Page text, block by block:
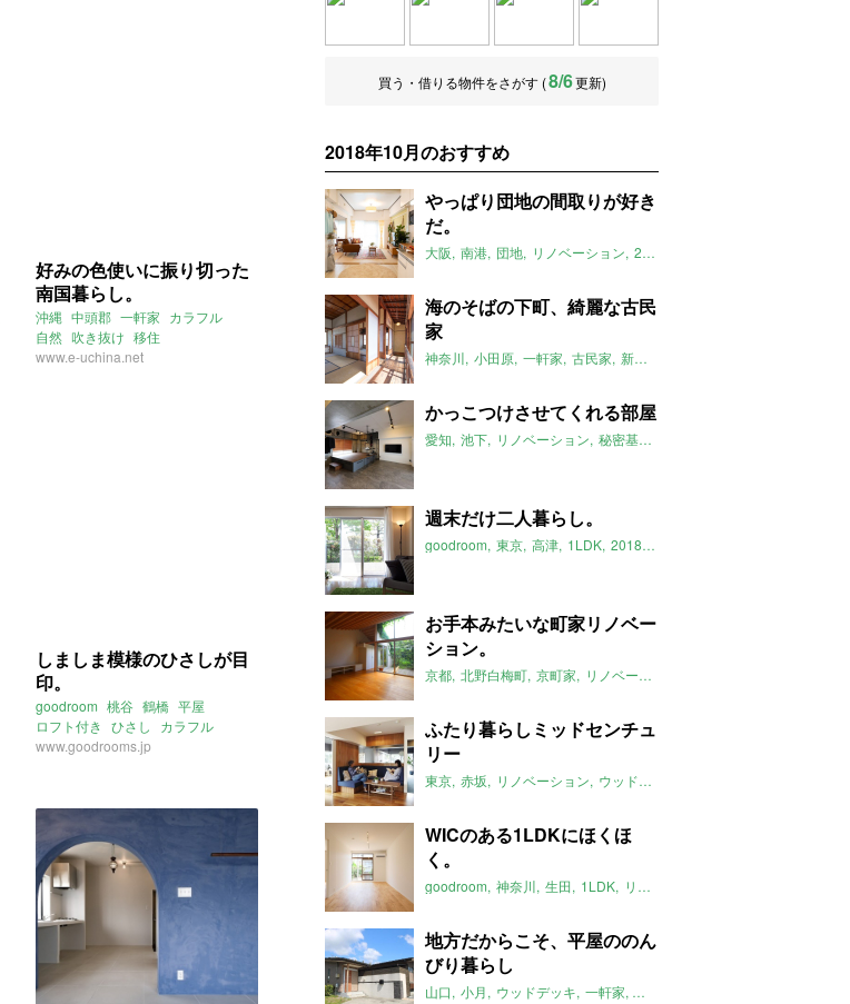
好みの色使いに振り切った
南国暮らし。
沖縄 中頭郡 一軒家 カラフル
自然 吹き抜け 移住
リモートワーク
www.e-uchina.net
しましま模様のひさしが目
印。
goodroom 桃谷 鶴橋 平屋
ロフト付き ひさし
カラフル
かわいい 大阪
www.goodrooms.jp
買う・借りる物件をさがす (8/6更新)
2018年10月のおすすめ
やっぱり団地の間取りが好き
だ。
大阪 南港 団地 リノベーション 2LDK
海のそばの下町、綺麗な古民
家
神奈川 小田原 一軒家 古民家 新幹線通勤
かっこつけさせてくれる部屋
愛知 池下 リノベーション 秘密基地
週末だけ二人暮らし。
goodroom 東京 高津 1LDK 2018年10月のおすすめ
お手本みたいな町家リノベー
ション。
京都 北野白梅町 京町家 リノベーション
ふたり暮らしミッドセンチュ
リー
東京 赤坂 リノベーション ウッドデッキ
WICのある1LDKにほくほ
く。
goodroom 神奈川 生田 1LDK リノベーション
地方だからこそ、平屋ののん
びり暮らし
山口 小月 ウッドデッキ 一軒家 平屋